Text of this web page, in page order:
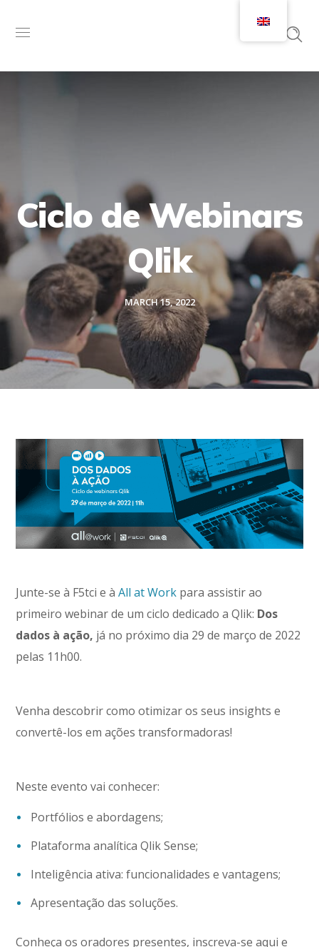
Ciclo de Webinars
Qlik
MARCH 15, 2022
Junte-se à F5tci e àAll at Work para assistir ao
primeiro webinar de um ciclo dedicado a Qlik: Dos
dados à ação, já no próximo dia 29 de março de 2022
pelas 11h00.
Venha descobrir como otimizar os seus insights e
convertê-los em ações transformadoras!
Neste evento vai conhecer:
Portfólios e abordagens;
Plataforma analítica Qlik Sense;
Inteligência ativa: funcionalidades e vantagens;
Apresentação das soluções.
Conheça os oradores presentes, inscreva-se aqui e